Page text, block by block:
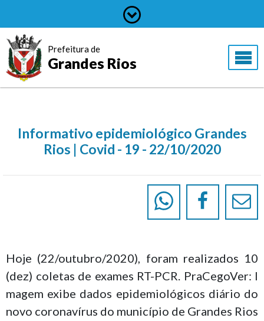
Prefeitura de
Grandes Rios
Informativo epidemiológico Grandes
Rios | Covid - 19 - 22/10/2020
Hoje (22/outubro/2020), foram realizados 10
(dez) coletas de exames RT-PCR. PraCegoVer: I
magem exibe dados epidemiológicos diário do
novo coronavírus do município de Grandes Rios